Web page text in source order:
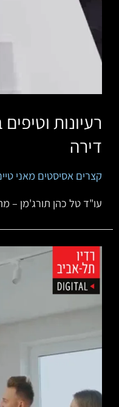
רעיונות
דירה
קצרים אסיסטים מאני
‏‏‏‏‏‏‏‏‏עו"ד טל כהן תורג'מן –